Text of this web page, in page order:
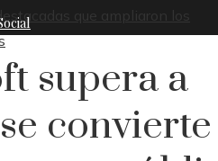
que ampliaron los
supera a
convierte